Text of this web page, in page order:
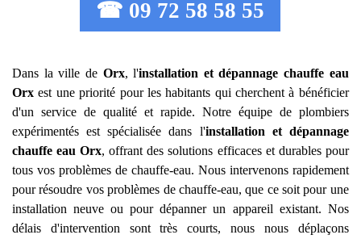
☎ 09 72 58 58 55
Dans la ville de Orx, l'installation et dépannage chauffe eau
Orx est une priorité pour les habitants qui cherchent à bénéficier
d'un service de qualité et rapide. Notre équipe de plombiers
expérimentés est spécialisée dans l'installation et dépannage
chauffe eau Orx, offrant des solutions efficaces et durables pour
tous vos problèmes de chauffe-eau. Nous intervenons rapidement
pour résoudre vos problèmes de chauffe-eau, que ce soit pour une
installation neuve ou pour dépanner un appareil existant. Nos
délais d'intervention sont très courts, nous nous déplaçons